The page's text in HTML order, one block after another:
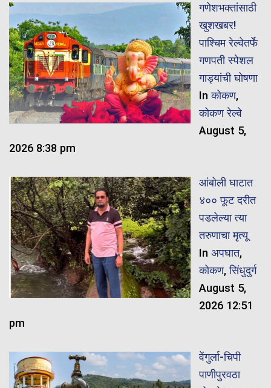
गणेशभक्तांसाठी
खुशखबर!
पाश्चिम रेल्वेतर्फे
गणपती स्पेशल
गाड्यांची घोषणा
Inकोकण,
कोकण रेल्वे
August 5,
2026 8:38 pm
आंबोली घाटात
४०० फूट दरीत
पडलेल्या त्या
तरुणाचा मृत्यू
In अपघात,
कोकण,सिंधुदुर्ग
August 5,
2026 12:51
pm
वेंगुर्ला-चिपी
पाणीपुरवठा